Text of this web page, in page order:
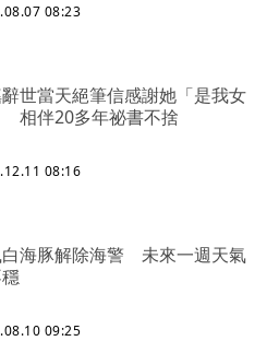
08:23
世當天絕筆信感謝她「是我女
相伴20多年祕書不捨
08:16
白海豚解除海警 未來一週天氣
09:25